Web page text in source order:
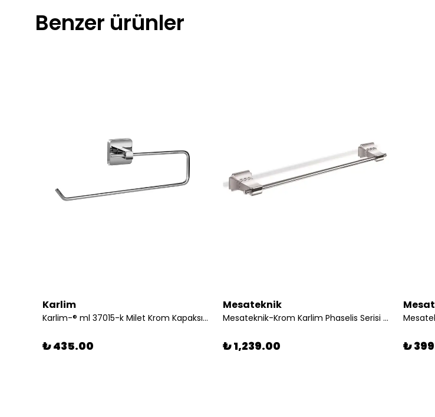
Benzer ürünler
Karlim
Karlim-® ml 37015-k Milet Krom Kapaksız Kağıt Havluluk
₺ 435.00
Mesateknik
Mesateknik-Krom Karlim Phaselis Serisi Uzun Havluluk 45 cm
₺ 1,239.00 ₺